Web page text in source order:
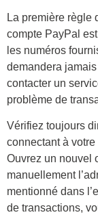
La première règle
compte PayPal
les numéros
demandera
contacter un
problème de
Vérifiez toujours
connectant à
Ouvrez un nouvel
manuellement
mentionné dans
de transactions,